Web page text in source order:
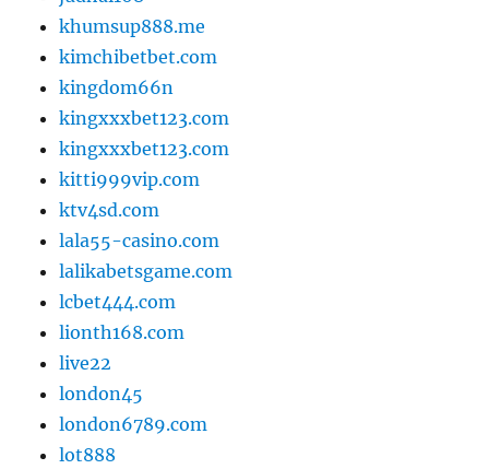
khumsup888.me
kimchibetbet.com
kingdom66n
kingxxxbet123.com
kingxxxbet123.com
kitti999vip.com
ktv4sd.com
lala55-casino.com
lalikabetsgame.com
lcbet444.com
lionth168.com
live22
london45
london6789.com
lot888